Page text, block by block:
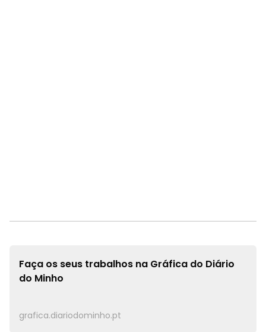
Faça os seus trabalhos na Gráfica do Diário
do Minho
grafica.diariodominho.pt